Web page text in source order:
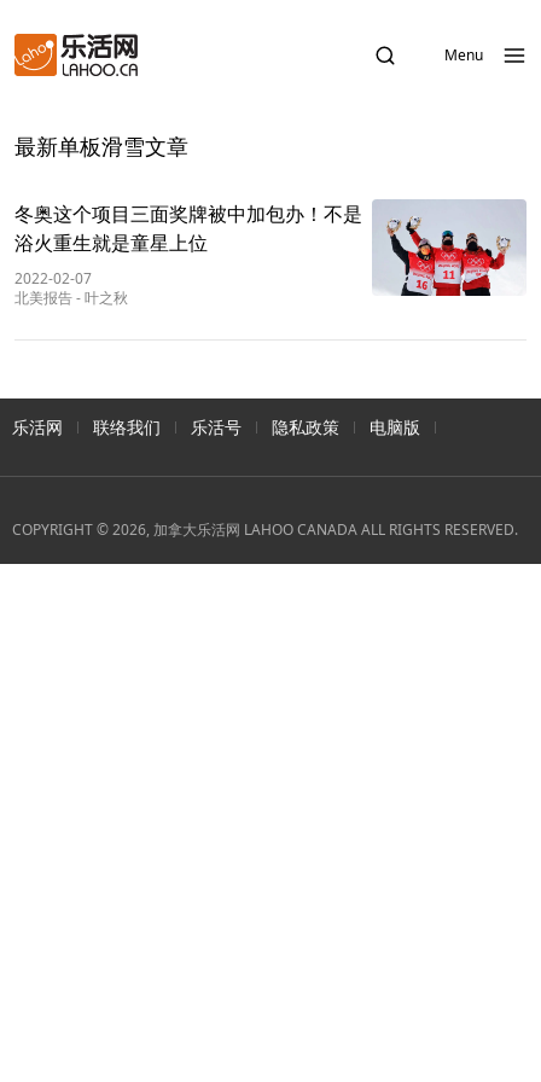
Menu
最新单板滑雪文章
冬奥这个项目三面奖牌被中加包办！不是
浴火重生就是童星上位
2022-02-07
北美报告-叶之秋
乐活网 联络我们 乐活号 隐私政策 电脑版
COPYRIGHT © 2026, 加拿大乐活网 LAHOO CANADA ALL RIGHTS RESERVED.